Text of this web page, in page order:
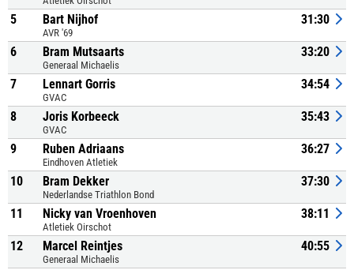
5 Bart Nijhof
AVR '69
31:30
6 Bram Mutsaarts
Generaal Michaelis
33:20
7 Lennart Gorris
GVAC
34:54
8 Joris Korbeeck
GVAC
35:43
9 Ruben Adriaans
Eindhoven Atletiek
36:27
10 Bram Dekker
Nederlandse Triathlon Bond
37:30
11 Nicky van Vroenhoven
Atletiek Oirschot
38:11
12 Marcel Reintjes
Generaal Michaelis
40:55